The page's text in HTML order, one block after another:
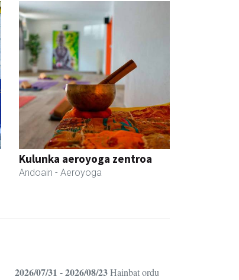
Kulunka aeroyoga zentroa
Andoain - Aeroyoga
2026/07/31 - 2026/08/23Hainbat ordu